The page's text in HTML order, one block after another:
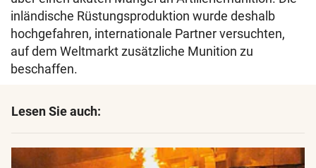
inländische Rüstungsproduktion wurde deshalb
hochgefahren, internationale Partner versuchten,
auf dem Weltmarkt zusätzliche Munition zu
beschaffen.
Lesen Sie auch: